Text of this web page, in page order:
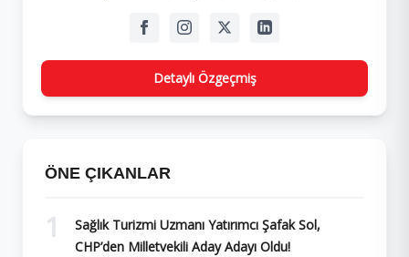
Detaylı Özgeçmiş
ÖNE ÇIKANLAR
1
Sağlık Turizmi Uzmanı Yatırımcı Şafak Sol,
CHP’den Milletvekili Aday Adayı Oldu!